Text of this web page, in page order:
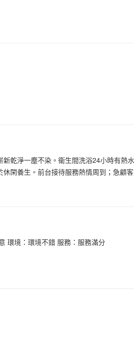
乾淨一塵不染。衞生間洗浴24小時有
閑養生。前台接待服務熱情周到；急顧
環境：環境不錯 服務：服務滿分